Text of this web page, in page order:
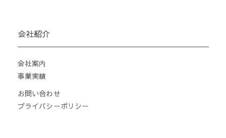
会社紹介
会社案内
事業実績
お問い合わせ
プライバシーポリシー